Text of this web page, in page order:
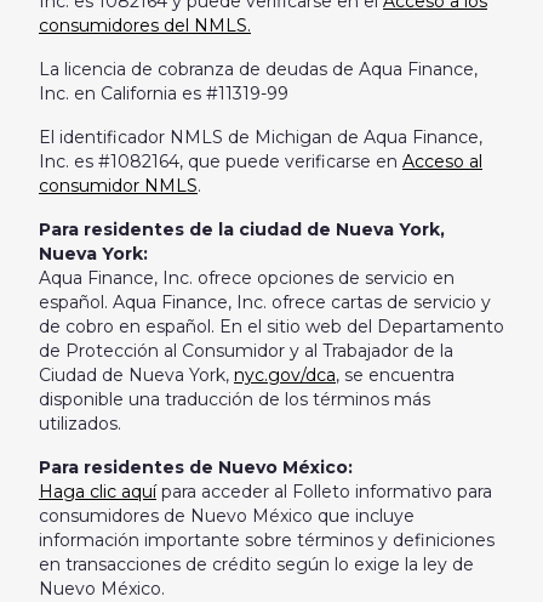
consumidores del NMLS.
La licencia de cobranza de deudas de Aqua Finance,
Inc. en California es #11319-99
El identificador NMLS de Michigan de Aqua Finance,
Inc. es #1082164, que puede verificarse en Acceso al
consumidor NMLS.
Para residentes de la ciudad de Nueva York,
Nueva York:
Aqua Finance, Inc. ofrece opciones de servicio en
español. Aqua Finance, Inc. ofrece cartas de servicio y
de cobro en español. En el sitio web del Departamento
de Protección al Consumidor y al Trabajador de la
Ciudad de Nueva York, nyc.gov/dca, se encuentra
disponible una traducción de los términos más
utilizados.
Para residentes de Nuevo México:
Haga clic aquípara acceder al Folleto informativo para
consumidores de Nuevo México que incluye
información importante sobre términos y definiciones
en transacciones de crédito según lo exige la ley de
Nuevo México.